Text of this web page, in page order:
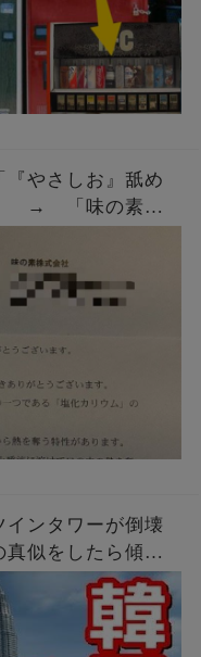
『やさしお』舐め
→ 「味の素」
たら、企業から
ンタワーが倒壊
似をしたら傾い